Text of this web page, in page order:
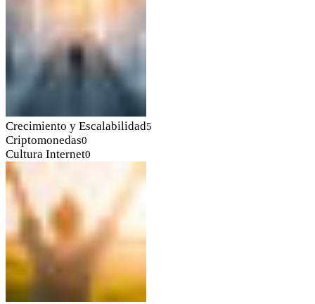
Crecimiento y Escalabilidad5
Criptomonedas0
Cultura Internet0